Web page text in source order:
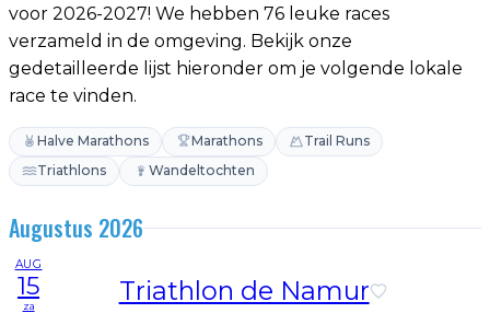
voor 2026-2027! We hebben 76 leuke races
verzameld in de omgeving. Bekijk onze
gedetailleerde lijst hieronder om je volgende lokale
race te vinden.
Halve Marathons Marathons
Trail Runs
Triathlons
Wandeltochten
Augustus 2026
AUG
15
za Triathlon de Namur